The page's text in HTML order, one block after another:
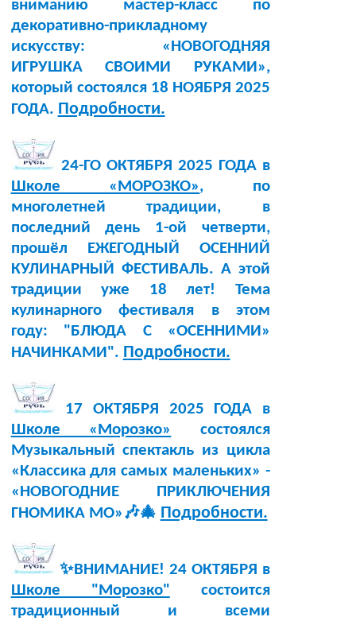
вниманию мастер-класс по
декоративно-прикладному
искусству: «НОВОГОДНЯЯ
ИГРУШКА СВОИМИ РУКАМИ»,
который состоялся 18 НОЯБРЯ 2025
ГОДА. Подробности.
24-ГО ОКТЯБРЯ 2025 ГОДА в
Школе «МОРОЗКО», по
многолетней традиции, в
последний день 1-ой четверти,
прошёл ЕЖЕГОДНЫЙ ОСЕННИЙ
КУЛИНАРНЫЙ ФЕСТИВАЛЬ. А этой
традиции уже 18 лет! Тема
кулинарного фестиваля в этом
году: "БЛЮДА С «ОСЕННИМИ»
НАЧИНКАМИ". Подробности.
17 ОКТЯБРЯ 2025 ГОДА в
Школе «Морозко»
состоялся
Музыкальный спектакль из цикла
«Классика для самых маленьких» -
«НОВОГОДНИЕ ПРИКЛЮЧЕНИЯ
ГНОМИКА МО»🎶🎄 Подробности.
✨ВНИМАНИЕ! 24 ОКТЯБРЯ в
Школе "Морозко" состоится
традиционный и всеми